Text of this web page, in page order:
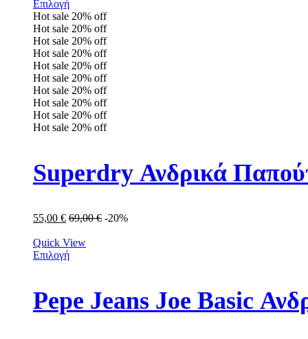
Επιλογή
Hot sale 20% off
Hot sale 20% off
Hot sale 20% off
Hot sale 20% off
Hot sale 20% off
Hot sale 20% off
Hot sale 20% off
Hot sale 20% off
Hot sale 20% off
Hot sale 20% off
Superdry Ανδρικά
55,00 € 69,00€ -20%
Quick View
Επιλογή
Pepe Jeans Joe Basic